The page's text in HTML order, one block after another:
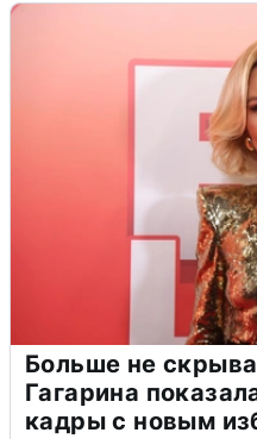
Больше не
Гагарина
кадры с новым